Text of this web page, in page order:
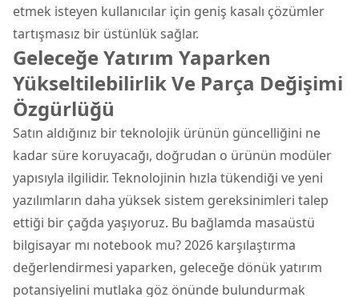
etmek isteyen kullanıcılar için geniş kasalı çözümler
tartışmasız bir üstünlük sağlar.
Geleceğe Yatırım Yaparken
Yükseltilebilirlik Ve Parça Değişimi
Özgürlüğü
Satın aldığınız bir teknolojik ürünün güncelliğini ne
kadar süre koruyacağı, doğrudan o ürünün modüler
yapısıyla ilgilidir. Teknolojinin hızla tükendiği ve yeni
yazılımların daha yüksek sistem gereksinimleri talep
ettiği bir çağda yaşıyoruz. Bu bağlamda masaüstü
bilgisayar mı notebook mu? 2026 karşılaştırma
değerlendirmesi yaparken, geleceğe dönük yatırım
potansiyelini mutlaka göz önünde bulundurmak